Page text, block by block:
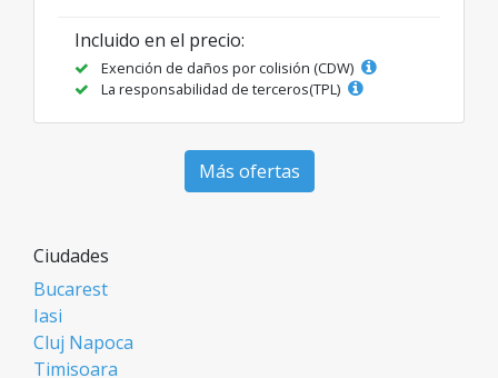
Incluido en el precio:
Exención de daños por colisión (CDW)
La responsabilidad de terceros(TPL)
Más ofertas
Ciudades
Bucarest
Iasi
Cluj Napoca
Timisoara